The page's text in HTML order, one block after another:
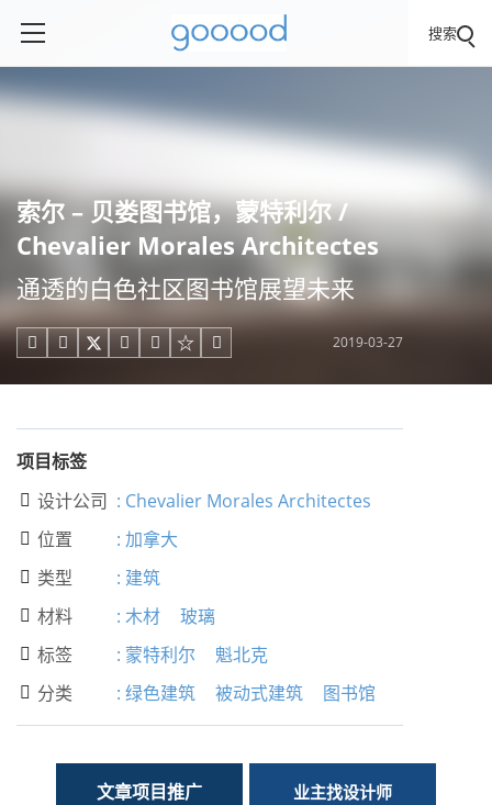
搜索
索尔 – 贝娄图书馆，蒙特利尔 /
Chevalier Morales Architectes
通透的白色社区图书馆展望未来
     2019-03-27
项目标签
 设计公司 : Chevalier Morales Architectes
 位置 : 加拿大
 类型 : 建筑
 材料 : 木材 玻璃
 标签 : 蒙特利尔 魁北克
 分类 : 绿色建筑 被动式建筑 图书馆
文章项目推广 业主找设计师